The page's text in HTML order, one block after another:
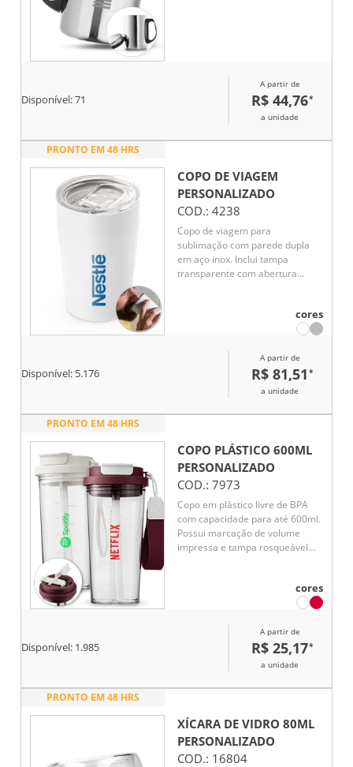
Disponível:71
A partir de
R$ 44,76*
a unidade
PRONTO EM 48 HRS
COPO DE VIAGEM
PERSONALIZADO
COD.: 4238
Copo de viagem para
sublimação com parede dupla
em aço inox. Inclui tampa
transparente com abertura
cores
Disponível: 5.176
A partir de
R$ 81,51 *
a unidade
PRONTO EM 48 HRS
COPO PLÁSTICO 600ML
PERSONALIZADO
COD.: 7973
Copo em plástico livre de BPA
com capacidade para até 600ml.
Possui marcação de volume
impressa e tampa rosqueável
protetor próprio. Acompanha
canudo para encaixe interno e
cores
Disponível: 1.985
A partir de
R$ 25,17*
a unidade
PRONTO EM 48 HRS
XÍCARA DE VIDRO 80ML
PERSONALIZADO
COD.: 16804